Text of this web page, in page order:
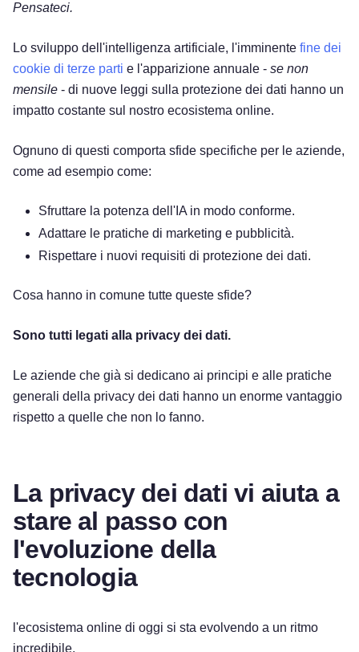
Pensateci.
Lo sviluppo dell'intelligenza artificiale, l'imminente fine dei
cookie di terze parti e l'apparizione annuale - se non
mensile - di nuove leggi sulla protezione dei dati hanno un
impatto costante sul nostro ecosistema online.
Ognuno di questi comporta sfide specifiche per le aziende,
come ad esempio come:
Sfruttare la potenza dell'IA in modo conforme.
Adattare le pratiche di marketing e pubblicità.
Rispettare i nuovi requisiti di protezione dei dati.
Cosa hanno in comune tutte queste sfide?
Sono tutti legati alla privacy dei dati.
Le aziende che già si dedicano ai principi e alle pratiche
generali della privacy dei dati hanno un enorme vantaggio
rispetto a quelle che non lo fanno.
La privacy dei dati vi aiuta a
stare al passo con
l'evoluzione della
tecnologia
l'ecosistema online di oggi si sta evolvendo a un ritmo
incredibile.